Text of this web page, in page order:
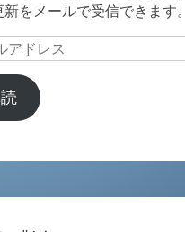
新をメールで受信できます。